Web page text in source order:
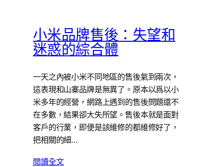
小米品牌售後：失望和
迷惑的綜合體
一天之內被小米不同地區的售後氣到兩次，
這表現和山寨品牌是無異了。原本以爲以小
米多年的經營，網路上遇到的售後問題還不
在多數，結果卻大失所望。售後本就是面對
客戶的行業，即便是該維修的都維修好了，
把相關的細…
閱讀全文